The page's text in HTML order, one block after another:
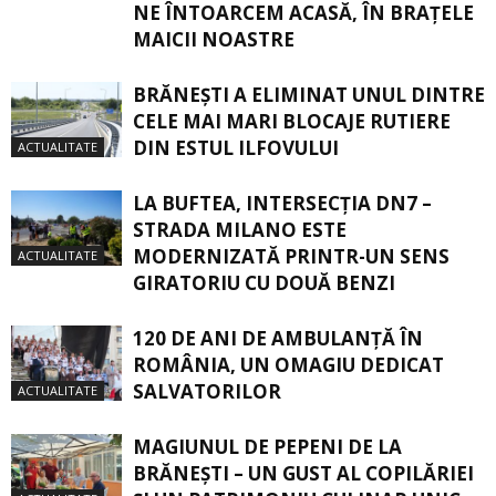
NE ÎNTOARCEM ACASĂ, ÎN BRAŢELE
MAICII NOASTRE
ACTUALITATE
BRĂNEȘTI A ELIMINAT UNUL DINTRE
CELE MAI MARI BLOCAJE RUTIERE
DIN ESTUL ILFOVULUI
ACTUALITATE
LA BUFTEA, INTERSECŢIA DN7 –
STRADA MILANO ESTE
MODERNIZATĂ PRINTR-UN SENS
GIRATORIU CU DOUĂ BENZI
ACTUALITATE
120 DE ANI DE AMBULANȚĂ ÎN
ROMÂNIA, UN OMAGIU DEDICAT
SALVATORILOR
MAGIUNUL DE PEPENI DE LA
BRĂNEŞTI – UN GUST AL COPILĂRIEI